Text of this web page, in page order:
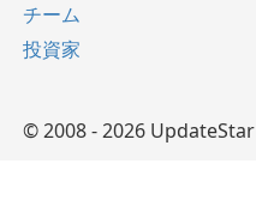
チーム
投資家
© 2008 - 2026 UpdateStar